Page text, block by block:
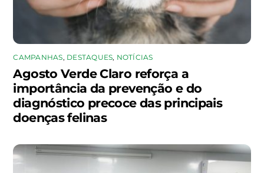
CAMPANHAS, DESTAQUES, NOTÍCIAS
Agosto Verde Claro reforça a
importância da prevenção e do
diagnóstico precoce das principais
doenças felinas